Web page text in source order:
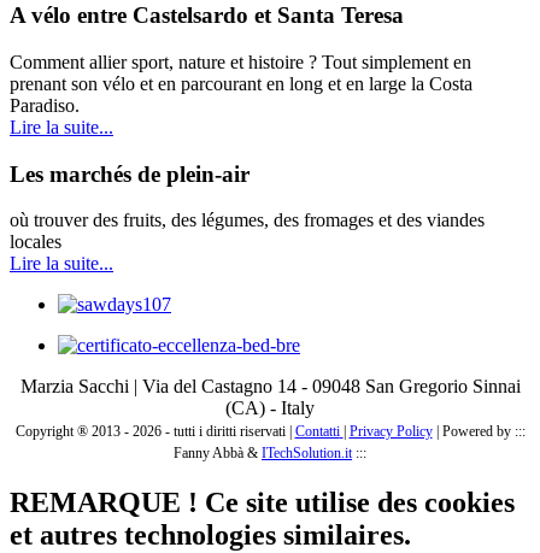
A vélo entre Castelsardo et Santa Teresa
Comment allier sport, nature et histoire ? Tout simplement en
prenant son vélo et en parcourant en long et en large la Costa
Paradiso.
Lire la suite...
Les marchés de plein-air
où trouver des fruits, des légumes, des fromages et des viandes
locales
Lire la suite...
Marzia Sacchi | Via del Castagno 14 - 09048 San Gregorio Sinnai
(CA) - Italy
Copyright ® 2013 - 2026 - tutti i diritti riservati | Contatti Privacy Policy| Powered by :::
Fanny Abbà & ITechSolution.it:::
REMARQUE ! Ce site utilise des cookies
et autres technologies similaires.